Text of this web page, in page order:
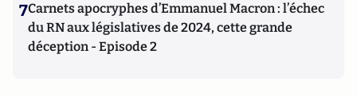
7Carnets apocryphes d’Emmanuel Macron : l’échec
du RN aux législatives de 2024, cette grande
déception - Episode 2